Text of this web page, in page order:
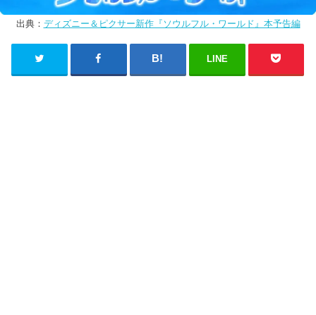
出典： ディズニー＆ピクサー新作『ソウルフル・ワールド』本予告編
LINE